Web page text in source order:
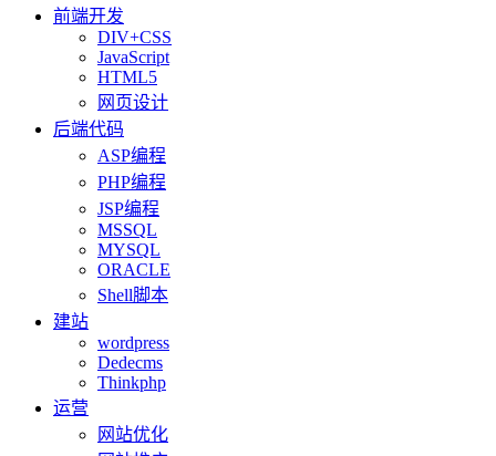
前端开发
DIV+CSS
JavaScript
HTML5
网页设计
后端代码
ASP编程
PHP编程
JSP编程
MSSQL
MYSQL
ORACLE
Shell脚本
建站
wordpress
Dedecms
Thinkphp
运营
网站优化